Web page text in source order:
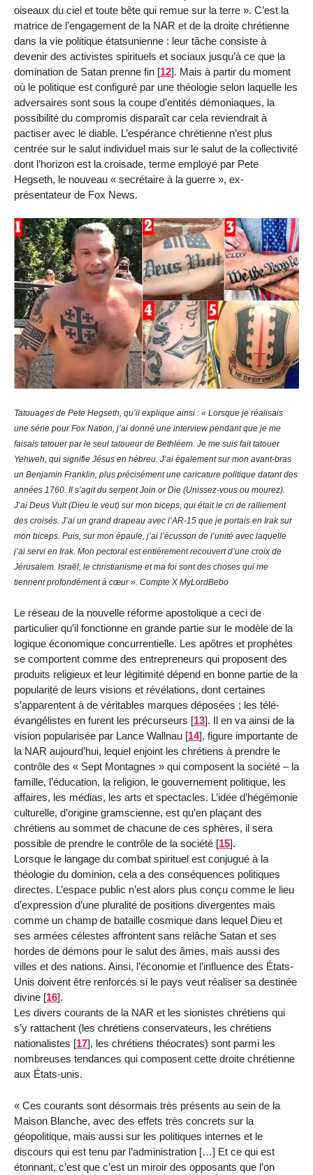
oiseaux du ciel et toute bête qui remue sur la terre ». C’est la
matrice de l’engagement de la NAR et de la droite chrétienne
dans la vie politique étatsunienne : leur tâche consiste à
devenir des activistes spirituels et sociaux jusqu’à ce que la
domination de Satan prenne fin [12]. Mais à partir du moment
où le politique est configuré par une théologie selon laquelle les
adversaires sont sous la coupe d’entités démoniaques, la
possibilité du compromis disparaît car cela reviendrait à
pactiser avec le diable. L’espérance chrétienne n’est plus
centrée sur le salut individuel mais sur le salut de la collectivité
dont l’horizon est la croisade, terme employé par Pete
Hegseth, le nouveau « secrétaire à la guerre », ex-
présentateur de Fox News.
Tatouages de Pete Hegseth, qu’il explique ainsi : « Lorsque je réalisais
une série pour Fox Nation, j’ai donné une interview pendant que je me
faisais tatouer par le seul tatoueur de Bethléem. Je me suis fait tatouer
Yehweh, qui signifie Jésus en hébreu. J’ai également sur mon avant-bras
un Benjamin Franklin, plus précisément une caricature politique datant des
années 1760. Il s’agit du serpent Join or Die (Unissez-vous ou mourez).
J’ai Deus Vult (Dieu le veut) sur mon biceps, qui était le cri de ralliement
des croisés. J’ai un grand drapeau avec l’AR-15 que je portais en Irak sur
mon biceps. Puis, sur mon épaule, j’ai l’écusson de l’unité avec laquelle
j’ai servi en Irak. Mon pectoral est entièrement recouvert d’une croix de
Jérusalem. Israël, le christianisme et ma foi sont des choses qui me
tiennent profondément à cœur ». Compte X MyLordBebo
Le réseau de la nouvelle réforme apostolique a ceci de
particulier qu’il fonctionne en grande partie sur le modèle de la
logique économique concurrentielle. Les apôtres et prophètes
se comportent comme des entrepreneurs qui proposent des
produits religieux et leur légitimité dépend en bonne partie de la
popularité de leurs visions et révélations, dont certaines
s’apparentent à de véritables marques déposées ; les télé-
évangélistes en furent les précurseurs [13]. Il en va ainsi de la
vision popularisée par Lance Wallnau [14], figure importante de
la NAR aujourd’hui, lequel enjoint les chrétiens à prendre le
contrôle des « Sept Montagnes » qui composent la société – la
famille, l’éducation, la religion, le gouvernement politique, les
affaires, les médias, les arts et spectacles. L’idée d’hégémonie
culturelle, d’origine gramscienne, est qu’en plaçant des
chrétiens au sommet de chacune de ces sphères, il sera
possible de prendre le contrôle de la société [15].
Lorsque le langage du combat spirituel est conjugué à la
théologie du dominion, cela a des conséquences politiques
directes. L’espace public n’est alors plus conçu comme le lieu
d’expression d’une pluralité de positions divergentes mais
comme un champ de bataille cosmique dans lequel Dieu et
ses armées célestes affrontent sans relâche Satan et ses
hordes de démons pour le salut des âmes, mais aussi des
villes et des nations. Ainsi, l’économie et l’influence des États-
Unis doivent être renforcés si le pays veut réaliser sa destinée
divine [16].
Les divers courants de la NAR et les sionistes chrétiens qui
s’y rattachent (les chrétiens conservateurs, les chrétiens
nationalistes [17], les chrétiens théocrates) sont parmi les
nombreuses tendances qui composent cette droite chrétienne
aux États-unis.
« Ces courants sont désormais très présents au sein de la
Maison Blanche, avec des effets très concrets sur la
géopolitique, mais aussi sur les politiques internes et le
discours qui est tenu par l’administration […] Et ce qui est
étonnant, c’est que c’est un miroir des opposants que l’on